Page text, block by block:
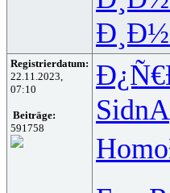
Registrierdatum:
22.11.2023,
07:10
Beiträge:
591758
Sidn
Homo